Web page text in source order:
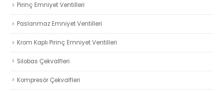
Pirinç Emniyet Ventilleri
Paslanmaz Emniyet Ventilleri
Krom Kaplı Pirinç Emniyet Ventilleri
Silobas Çekvalfleri
Kompresör Çekvalfleri